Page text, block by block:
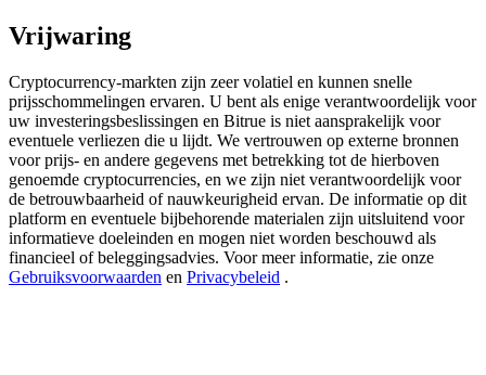
Precious Metals Trading Carnival
Trade Gold & Silver · 33,333 USDT Bonus
USDT New User Exclusive 10% APR
USDT Flexible Staking | Daily Rewards
Vrijwaring
Cryptocurrency-markten zijn zeer volatiel en kunnen snelle
prijsschommelingen ervaren. U bent als enige verantwoordelijk voor
uw investeringsbeslissingen en Bitrue is niet aansprakelijk voor
eventuele verliezen die u lijdt. We vertrouwen op externe bronnen
voor prijs- en andere gegevens met betrekking tot de hierboven
genoemde cryptocurrencies, en we zijn niet verantwoordelijk voor
de betrouwbaarheid of nauwkeurigheid ervan. De informatie op dit
platform en eventuele bijbehorende materialen zijn uitsluitend voor
informatieve doeleinden en mogen niet worden beschouwd als
financieel of beleggingsadvies. Voor meer informatie, zie onze
Gebruiksvoorwaarden en Privacybeleid .